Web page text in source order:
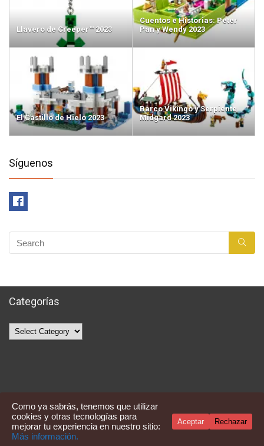
Llavero de Creeper™ 2023
Cuentos e Historias: Peter
Pan y Wendy 2023
El Castillo de Hielo 2023
Barco Vikingo y Serpiente
Midgard 2023
Síguenos
Categorías
Categorías
Como ya sabrás, tenemos que utilizar
cookies y otras tecnologías para
mejorar tu experiencia en nuestro sitio:
Más información.
Aceptar Rechazar